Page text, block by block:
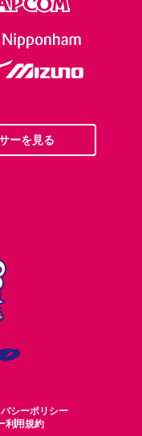
ーを見る
シーポリシー
利用規約